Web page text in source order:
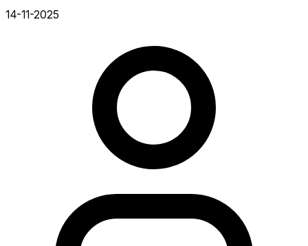
14-11-2025